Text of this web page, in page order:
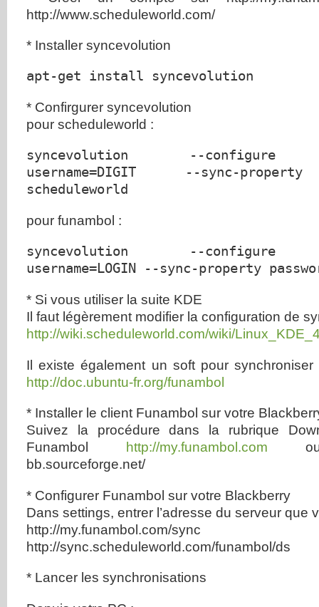
http://www.scheduleworld.com/
* Installer syncevolution
apt-get install syncevolution
* Confirgurer syncevolution
pour scheduleworld :
syncevolution --configure --
username=DIGIT --sync-property
scheduleworld
pour funambol :
syncevolution --configure --
username=LOGIN --sync-property
* Si vous utiliser la suite KDE
Il faut légèrement modifier la configuration de
http://wiki.scheduleworld.com/wiki/
Il existe également un soft pour
http://doc.ubuntu-fr.org/funambol
* Installer le client Funambol sur votre
Suivez la procédure dans la rubrique
Funambol http://my.funambol.com ou
bb.sourceforge.net/
* Configurer Funambol sur votre Blackberry
Dans settings, entrer l’adresse du serveur que
http://
http://sync.scheduleworld.com/funambol/ds
* Lancer les synchronisations